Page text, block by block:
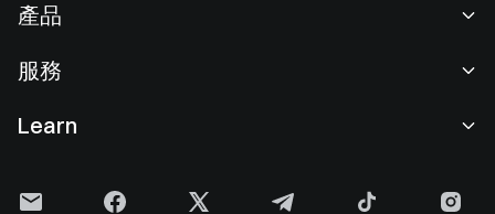
新聞中心
產品
現貨交易
理財中心
服務
Learn
Gate 快訊